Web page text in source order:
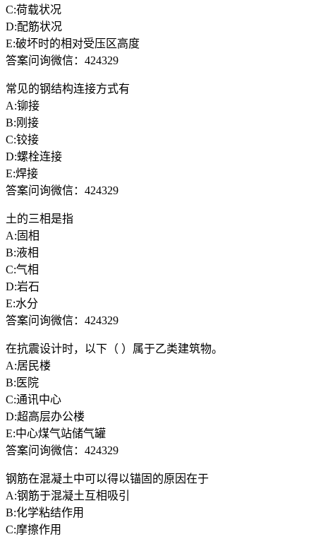
C:荷载状况
D:配筋状况
E:破坏时的相对受压区高度
答案问询微信：424329
常见的钢结构连接方式有
A:铆接
B:刚接
C:铰接
D:螺栓连接
E:焊接
答案问询微信：424329
土的三相是指
A:固相
B:液相
C:气相
D:岩石
E:水分
答案问询微信：424329
在抗震设计时，以下（ ）属于乙类建筑物。
A:居民楼
B:医院
C:通讯中心
D:超高层办公楼
E:中心煤气站储气罐
答案问询微信：424329
钢筋在混凝土中可以得以锚固的原因在于
A:钢筋于混凝土互相吸引
B:化学粘结作用
C:摩擦作用